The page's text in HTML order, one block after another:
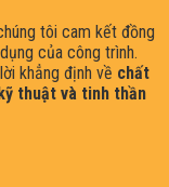
tôi cam kết đồng
của công trình.
khẳng định về chất
thuật và tinh thần